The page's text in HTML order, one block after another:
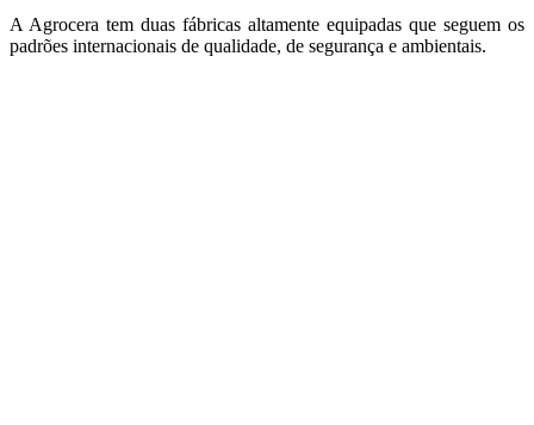
A Agrocera tem duas fábricas altamente equipadas que seguem os
padrões internacionais de qualidade, de segurança e ambientais.